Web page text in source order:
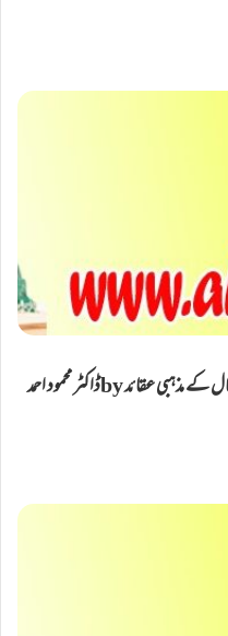
Iqbal Ke Mazhabi Aqaid / اقبال کے مذہبی عقائد byڈاکٹر محمود احمد